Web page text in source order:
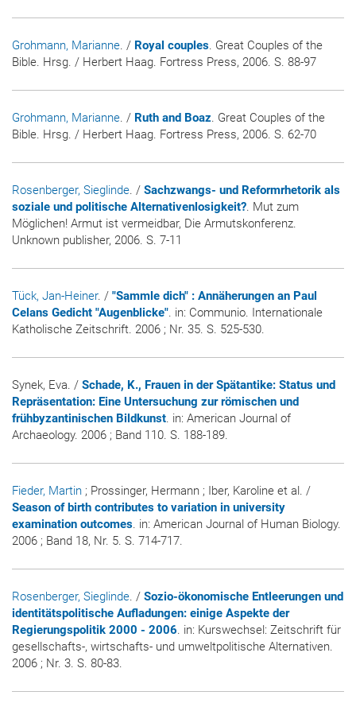
Grohmann, Marianne. / Royal couples. Great Couples of the
Bible. Hrsg. / Herbert Haag. Fortress Press, 2006. S. 88-97
Grohmann, Marianne. / Ruth and Boaz. Great Couples of the
Bible. Hrsg. / Herbert Haag. Fortress Press, 2006. S. 62-70
Rosenberger, Sieglinde. / Sachzwangs- und Reformrhetorik als
soziale und politische Alternativenlosigkeit?. Mut zum
Möglichen! Armut ist vermeidbar, Die Armutskonferenz.
Unknown publisher, 2006. S. 7-11
Tück, Jan-Heiner. / "Sammle dich" : Annäherungen an Paul
Celans Gedicht "Augenblicke". in: Communio. Internationale
Katholische Zeitschrift. 2006 ; Nr. 35. S. 525-530.
Synek, Eva. / Schade, K., Frauen in der Spätantike: Status und
Repräsentation: Eine Untersuchung zur römischen und
frühbyzantinischen Bildkunst. in: American Journal of
Archaeology. 2006 ; Band 110. S. 188-189.
Fieder, Martin ; Prossinger, Hermann ; Iber, Karoline et al. /
Season of birth contributes to variation in university
examination outcomes. in: American Journal of Human Biology.
2006 ; Band 18, Nr. 5. S. 714-717.
Rosenberger, Sieglinde. / Sozio-ökonomische Entleerungen und
identitätspolitische Aufladungen: einige Aspekte der
Regierungspolitik 2000 - 2006. in: Kurswechsel: Zeitschrift für
gesellschafts-, wirtschafts- und umweltpolitische Alternativen.
2006 ; Nr. 3. S. 80-83.